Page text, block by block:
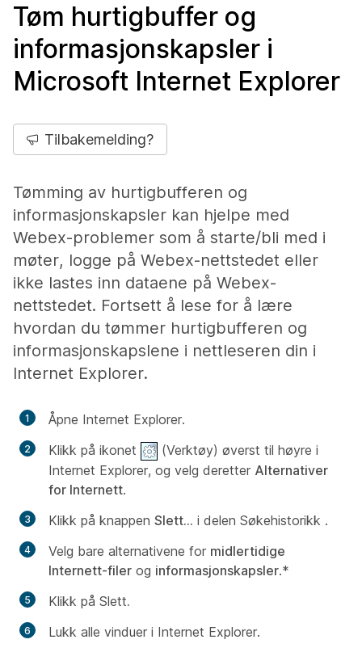
Tøm hurtigbuffer og
informasjonskapsler i
Microsoft Internet Explorer
Tilbakemelding?
Tømming av hurtigbufferen og
informasjonskapsler kan hjelpe med
Webex-problemer som å starte/bli med i
møter, logge på Webex-nettstedet eller
ikke lastes inn dataene på Webex-
nettstedet. Fortsett å lese for å lære
hvordan du tømmer hurtigbufferen og
informasjonskapslene i nettleseren din i
Internet Explorer.
Åpne Internet Explorer.
Klikk på ikonet
(Verktøy) øverst til høyre i
Internet Explorer, og velg deretter Alternativer
for Internett.
Klikk på knappen Slett... i delen Søkehistorikk .
Velg bare alternativene for midlertidige
Internett-filer og informasjonskapsler.*
Klikk på Slett.
Lukk alle vinduer i Internet Explorer.